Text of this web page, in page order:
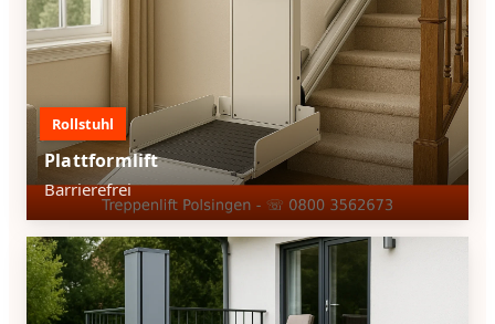
Rollstuhl
Plattformlift
Barrierefrei